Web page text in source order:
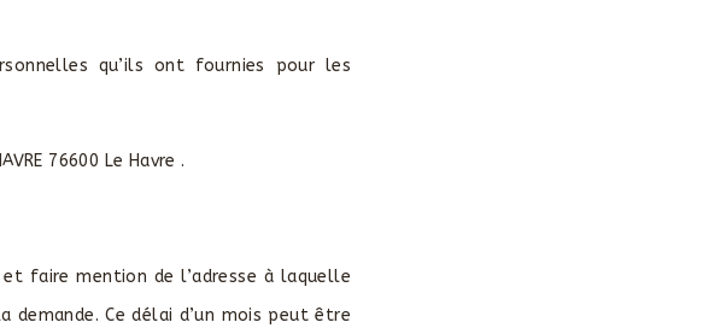
qu’ils ont fournies pour les
76600 Le Havre .
faire mention de l’adresse à laquelle
demande. Ce délai d’un mois peut être